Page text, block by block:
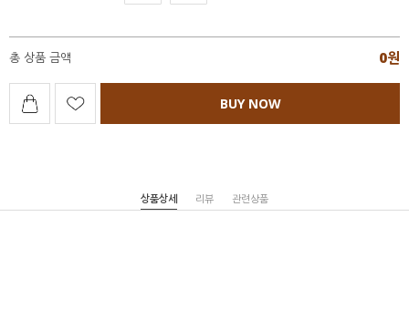
총 상품 금액 0원
BUY NOW
상품상세 리뷰 관련상품